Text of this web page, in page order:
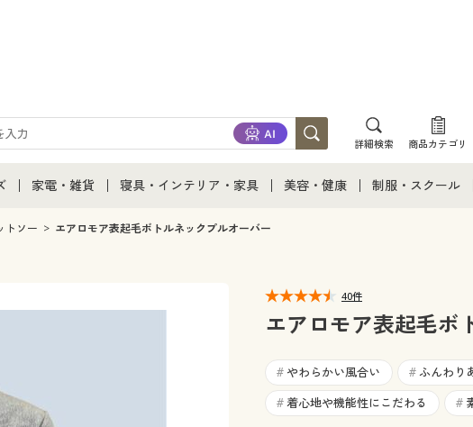
詳細検索 商品カテゴリ
カタログ・
通販すべて
下着
家電・雑貨
家電・雑貨すべて
キッチン・雑貨・日用品
寝具・インテリア・家具
寝具・インテリア・家具通販すべて
寝具・ベッド
カーテン・ラグ・ファブリック
美容・健康 制服・スクール
ジュニア・ティ
トソー エアロモア表起毛ボトルネックプルオーバー
40件
エアロモア表起毛ボ
# やわらかい風合い # ふんわり
# 着心地や機能性にこだわる #